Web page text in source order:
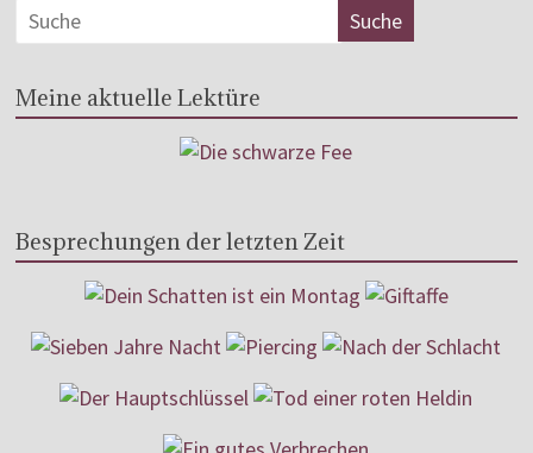
Meine aktuelle Lektüre
Besprechungen der letzten Zeit